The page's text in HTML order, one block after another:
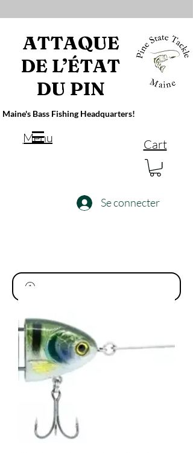
ATTAQUE
DE L’ÉTAT
DU PIN
Maine's Bass Fishing Headquarters!
Menu Cart
Se connecter